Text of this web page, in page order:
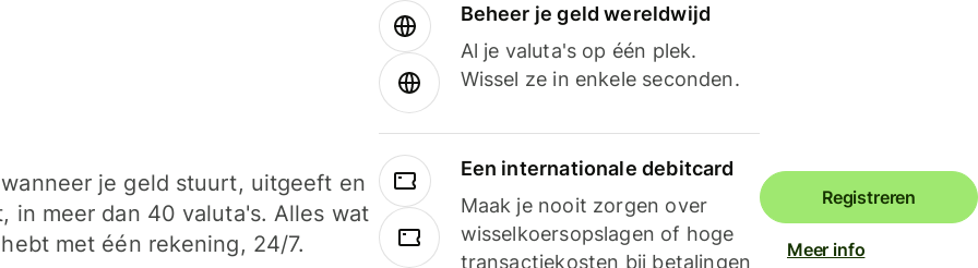
je geld stuurt, uitgeeft en
in meer dan 40 valuta's. Alles wat
met één rekening, 24/7.
Beheer je geld wereldwijd
Al je valuta's op één plek.
Wissel ze in enkele seconden.
Een internationale debitcard
Maak je nooit zorgen over
wisselkoersopslagen of hoge
transactiekosten bij betalingen
Registreren
Meer info